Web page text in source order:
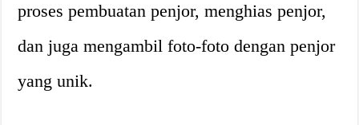
proses pembuatan penjor, menghias penjor,
dan juga mengambil foto-foto dengan penjor
yang unik.